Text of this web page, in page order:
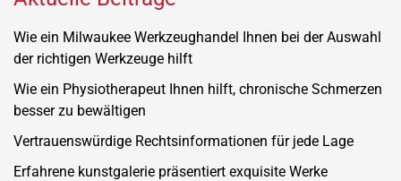
Wie ein Milwaukee Werkzeughandel Ihnen bei der Auswahl
der richtigen Werkzeuge hilft
Wie ein Physiotherapeut Ihnen hilft, chronische Schmerzen
besser zu bewältigen
Vertrauenswürdige Rechtsinformationen für jede Lage
Erfahrene kunstgalerie präsentiert exquisite Werke